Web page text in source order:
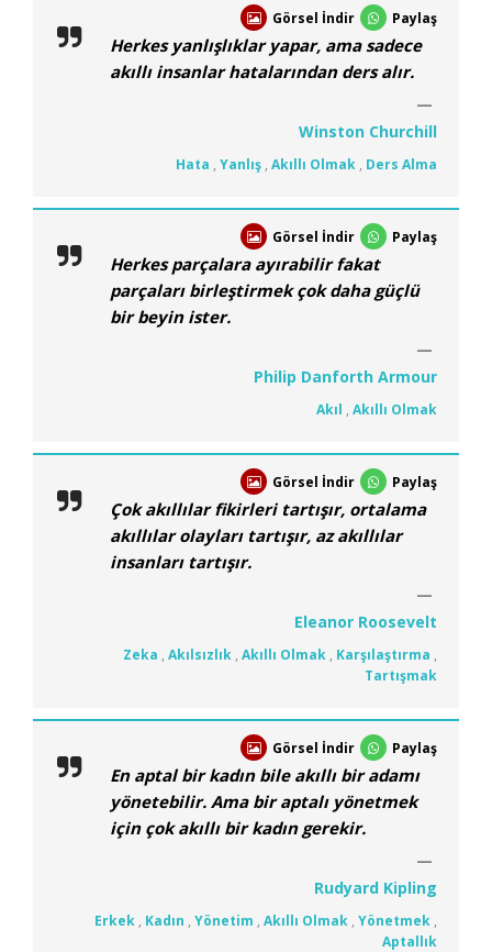
Görsel İndir Paylaş
Herkes yanlışlıklar yapar, ama sadece
akıllı insanlar hatalarından ders alır.
Winston Churchill
Hata , Yanlış , Akıllı Olmak , Ders Alma
Görsel İndir Paylaş
Herkes parçalara ayırabilir fakat
parçaları birleştirmek çok daha güçlü
bir beyin ister.
Philip Danforth Armour
Akıl , Akıllı Olmak
Görsel İndir Paylaş
Çok akıllılar fikirleri tartışır, ortalama
akıllılar olayları tartışır, az akıllılar
insanları tartışır.
Eleanor Roosevelt
Zeka , Akılsızlık , Akıllı Olmak , Karşılaştırma ,
Tartışmak
Görsel İndir Paylaş
En aptal bir kadın bile akıllı bir adamı
yönetebilir. Ama bir aptalı yönetmek
için çok akıllı bir kadın gerekir.
Rudyard Kipling
Erkek , Kadın , Yönetim , Akıllı Olmak , Yönetmek ,
Aptallık